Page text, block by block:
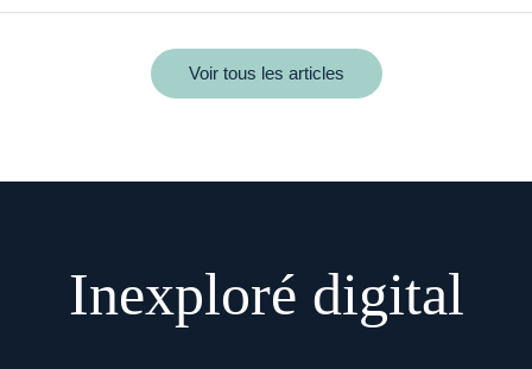
Voir tous les articles
Inexploré digital